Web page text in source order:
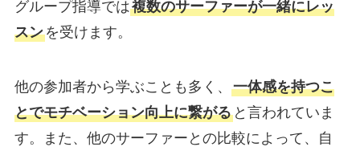
グループ指導では複数のサーファーが一緒にレッ
スンを受けます。
他の参加者から学ぶことも多く、 一体感を持つこ
とでモチベーション向上に繋がると言われていま
す。また、他のサーファーとの比較によって、自